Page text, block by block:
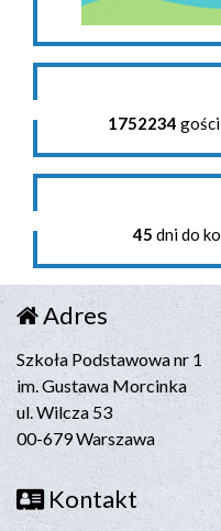
1752234
45 dni do
Adres
Szkoła Podstawowa nr 1
im. Gustawa Morcinka
ul. Wilcza 53
00-679 Warszawa
Kontakt